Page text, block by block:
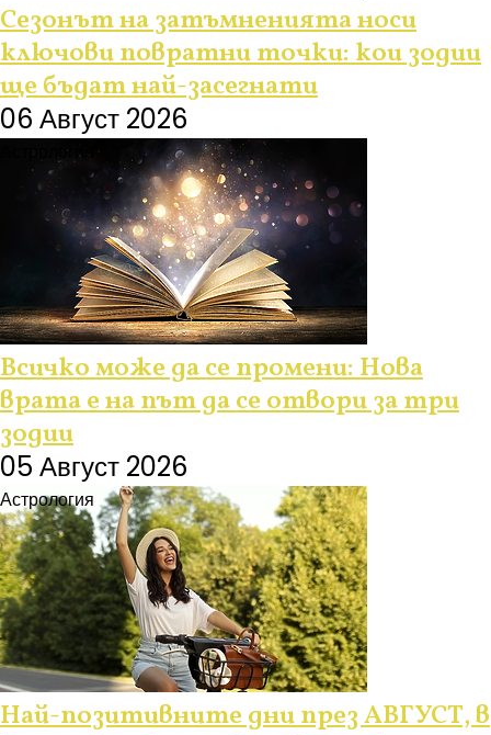
Сезонът на затъмненията носи
ключови повратни точки: кои зодии
ще бъдат най-засегнати
06 Август 2026
Астрология
Всичко може да се промени: Нова
врата е на път да се отвори за три
зодии
05 Август 2026
Астрология
Най-позитивните дни през АВГУСТ, в